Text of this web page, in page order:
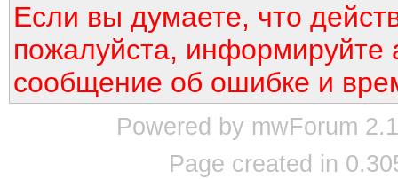
Если вы думаете, что
пожалуйста, информируйте
сообщение об ошибке и
Powered by mwForum
Page created in